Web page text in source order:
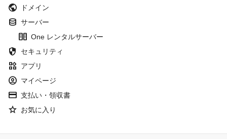
public ドメイン
database サーバー
host One レンタルサーバー
security セキュリティ
widgets アプリ
account_circle マイページ
credit_card 支払い・領収書
Star お気に入り